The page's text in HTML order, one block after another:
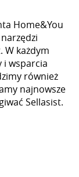
Home&You
każdym
i wsparcia
również
najnowsze
Sellasist.